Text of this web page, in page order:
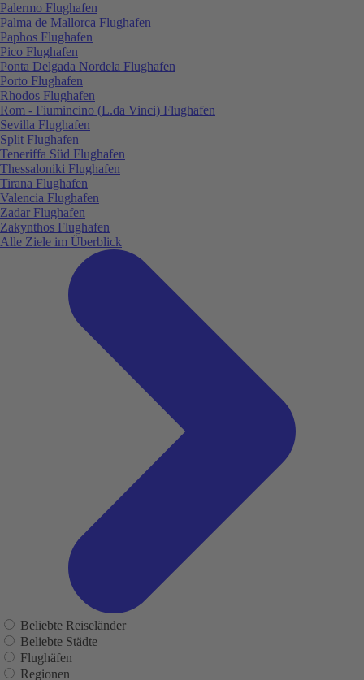
Palermo Flughafen
Palma de Mallorca Flughafen
Paphos Flughafen
Pico Flughafen
Ponta Delgada Nordela Flughafen
Porto Flughafen
Rhodos Flughafen
Rom - Fiumincino (L.da Vinci) Flughafen
Sevilla Flughafen
Split Flughafen
Teneriffa Süd Flughafen
Thessaloniki Flughafen
Tirana Flughafen
Valencia Flughafen
Zadar Flughafen
Zakynthos Flughafen
Alle Ziele im Überblick
Beliebte Reiseländer
Beliebte Städte
Flughäfen
Regionen